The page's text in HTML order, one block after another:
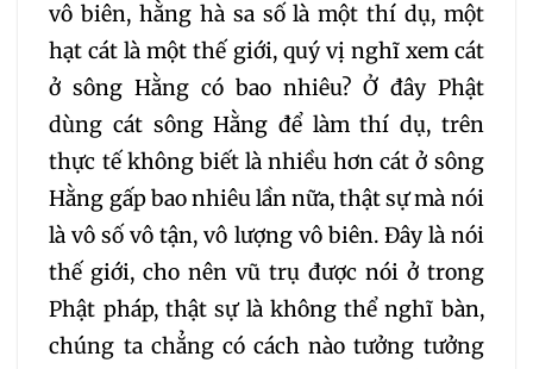
196 197 198 199
200 201 202
203 204 205
206 207 208
209 210 211 212
vô biên, hằng hà sa số là một thí dụ, một
hạt cát là một thế giới, quý vị nghĩ xem cát
ở sông Hằng có bao nhiêu? Ở đây Phật
dùng cát sông Hằng để làm thí dụ, trên
thực tế không biết là nhiều hơn cát ở sông
Hằng gấp bao nhiêu lần nữa, thật sự mà nói
là vô số vô tận, vô lượng vô biên. Đây là nói
thế giới, cho nên vũ trụ được nói ở trong
Phật pháp, thật sự là không thể nghĩ bàn,
chúng ta chẳng có cách nào tưởng tưởng